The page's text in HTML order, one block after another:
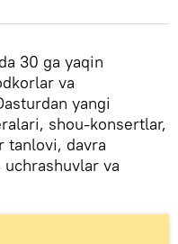
30 ga yaqin
va
yangi
shou-konsertlar,
tanlovi, davra
va